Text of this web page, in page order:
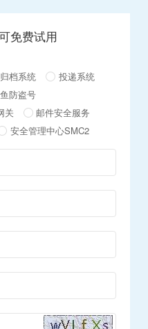
免费试用
归档系统
投递系统
防盗号
关
邮件安全服务
安全管理中心SMC2